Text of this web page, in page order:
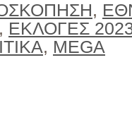
,
, ΕΚΛΟΓΕΣ
, MEGA